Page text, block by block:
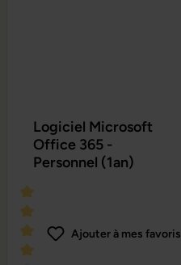
Logiciel Microsoft
Office 365 -
Personnel (1an)
Ajouter à mes favoris